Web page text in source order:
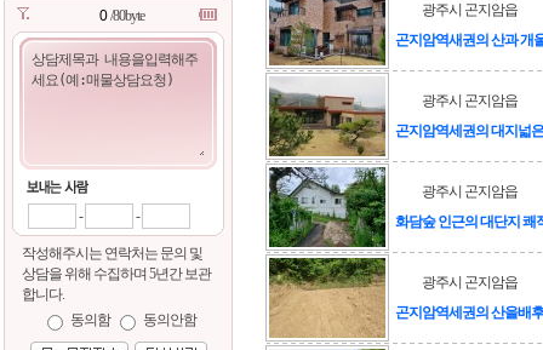
/80byte
- -
작성해주시는 연락처는 문의 및
상담을 위해 수집하며 5년간 보관
합니다.
동의함
동의안함
광주시 곤지암읍
곤지암역새권의 산과 개
광주시 곤지암읍
곤지암역세권의 대지넓
광주시 곤지암읍
화담숲 인근의 대단지 쾌
광주시 곤지암읍
곤지암역세권의 산을배